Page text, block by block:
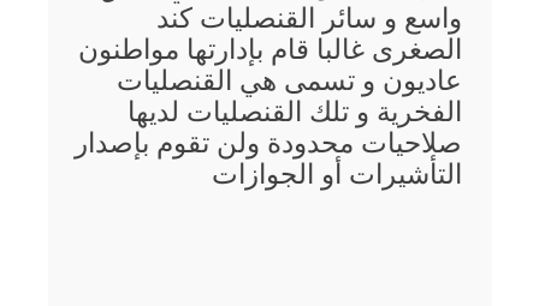
واسع و سائر القنصليات كند
الصغرى غالبا قام بإدارتها مواطنون
عاديون و تسمى هي القنصليات
الفخرية و تلك القنصليات لديها
صلاحيات محدودة ولن تقوم بإصدار
التأشيرات أو الجوازات